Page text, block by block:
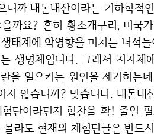
까요? 흔히 황소개구리, 미국
태계에 악영향을 미치는 녀석
생명체입니다. 그래서 지자체
을 일으키는 원인을 제거하는
않습니까? 맞습니다. 내돈내
단이라던지 협찬을 확! 줄일
라도 현재의 체험단글은 반드